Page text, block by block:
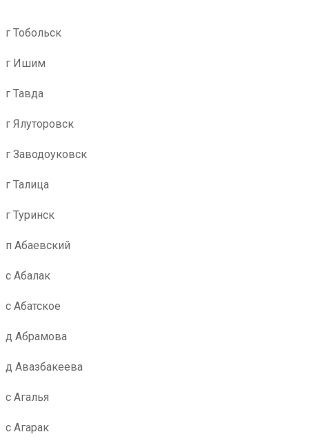
г Тобольск
г Ишим
г Тавда
г Ялуторовск
г Заводоуковск
г Талица
г Туринск
п Абаевский
с Абалак
с Абатское
д Абрамова
д Авазбакеева
с Агалья
с Агарак